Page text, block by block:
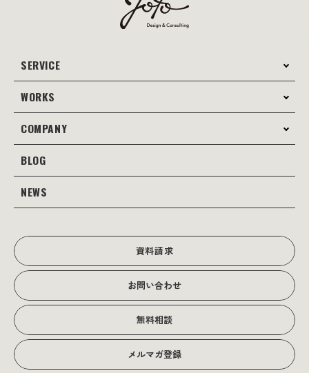
SERVICE
サービス案内
コンサルティング
Webサイト制作
Web広告･SEO対策
WORKS
制作事例
Web
グラフィック
COMPANY
会社案内
当社の強み
理念・経営戦略
会社沿革
BLOG
JOTOブログ
NEWS
資料請求
お問い合わせ
無料相談
メルマガ登録